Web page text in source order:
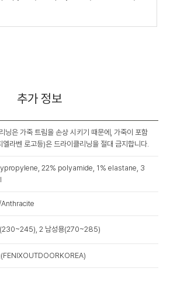
추가 정보
닝은 가죽 트림을 손상 시키기 때문에, 가죽이 포함
엘라벤 로고등)은 드라이클리닝을 절대 금지합니다.
22% polyamide, 1% elastane, 3
(230~245), 2 남성용(270~285)